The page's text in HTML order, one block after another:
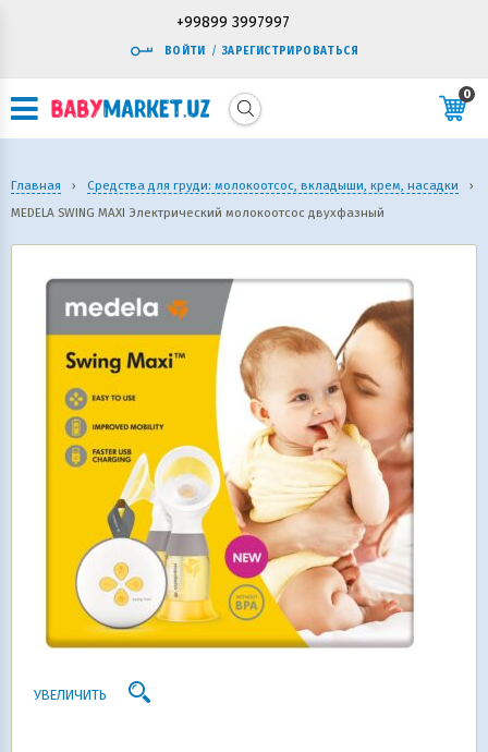
+99899 3997997
ВОЙТИ / ЗАРЕГИСТРИРОВАТЬСЯ
0
Главная › Средства для груди: молокоотсос, вкладыши, крем, насадки
›
MEDELA SWING MAXI Электрический молокоотсос двухфазный
УВЕЛИЧИТЬ